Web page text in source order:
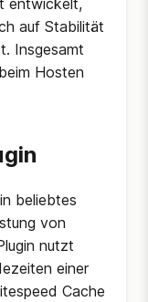
entwickelt,
auf Stabilität
Insgesamt
Hosten
beliebtes
von
nutzt
einer
Cache